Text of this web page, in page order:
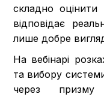
складно
відповідає
лише добре
На вебінарі
та вибору
через призму